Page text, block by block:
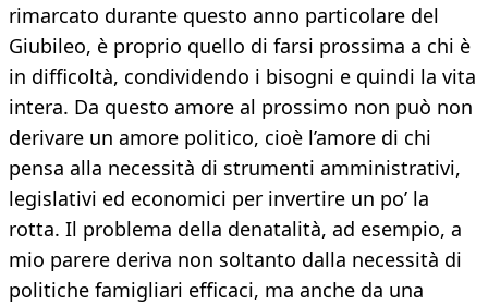
rimarcato durante questo anno particolare del
Giubileo, è proprio quello di farsi prossima a chi è
in difficoltà, condividendo i bisogni e quindi la vita
intera. Da questo amore al prossimo non può non
derivare un amore politico, cioè l’amore di chi
pensa alla necessità di strumenti amministrativi,
legislativi ed economici per invertire un po’ la
rotta. Il problema della denatalità, ad esempio, a
mio parere deriva non soltanto dalla necessità di
politiche famigliari efficaci, ma anche da una